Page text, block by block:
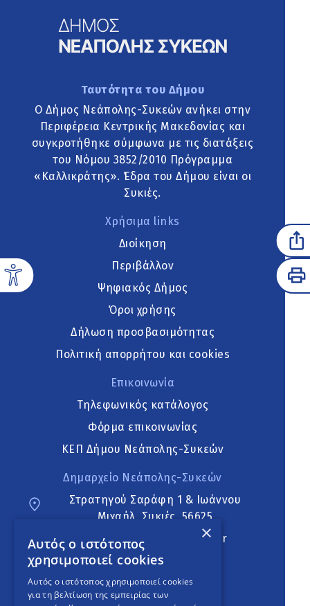
Ταυτότητα του Δήμου
Ο Δήμος Νεάπολης-Συκεών ανήκει στην
Περιφέρεια Κεντρικής Μακεδονίας και
συγκροτήθηκε σύμφωνα με τις διατάξεις
του Νόμου 3852/2010 Πρόγραμμα
«Καλλικράτης». Έδρα του Δήμου είναι οι
Συκιές.
Χρήσιμα links
Διοίκηση
Περιβάλλον
Ψηφιακός Δήμος
Όροι χρήσης
Δήλωση προσβασιμότητας
Πολιτική απορρήτου και cookies
Επικοινωνία
Τηλεφωνικός κατάλογος
Φόρμα επικοινωνίας
ΚΕΠ Δήμου Νεάπολης-Συκεών
Δημαρχείο Νεάπολης-Συκεών
Στρατηγού Σαράφη 1 & Ιωάννου
Μιχαήλ, Συκιές, 56625
neapoli.sykies@ddt.gov.gr
Ακολουθήστε
×
Αυτός ο ιστότοπος
χρησιμοποιεί cookies
Αυτός ο ιστότοπος χρησιμοποιεί cookies
για τη βελτίωση της εμπειρίας των